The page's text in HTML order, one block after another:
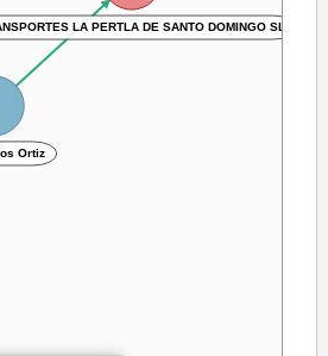
LA PERTLA DE SANTO DOMINGO SL
Ortiz